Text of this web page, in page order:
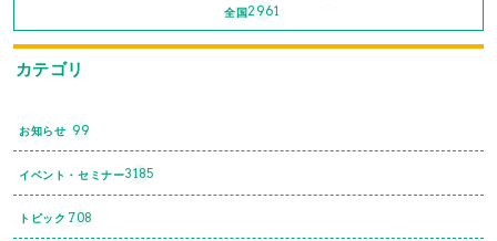
全国2961
カテゴリ
お知らせ 99
イベント・セミナー3185
トピック 708